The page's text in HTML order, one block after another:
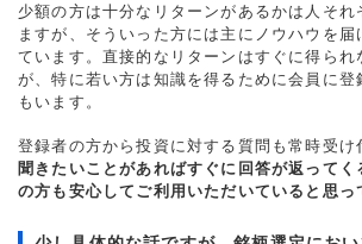
少額の方は十分なリターンがあるかは人それ
ますが、そういった方には主にノウハウを届
ています。直接的なリターンはすぐに得られ
が、特に若い方は知識を得るために会員に登
もいます。
登録者の方から投資に対する質問も常時受け
聞きたいことがあればすぐに回答が返って
の方も安心してご利用いただいていると思っ